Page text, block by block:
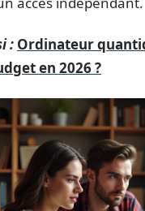
: Ordinateur
en 2026 ?